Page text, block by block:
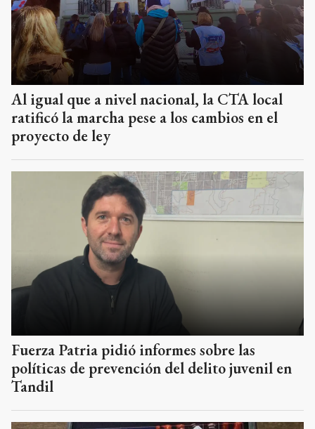
Al igual que a nivel nacional, la CTA local
ratificó la marcha pese a los cambios en el
proyecto de ley
Fuerza Patria pidió informes sobre las
políticas de prevención del delito juvenil en
Tandil